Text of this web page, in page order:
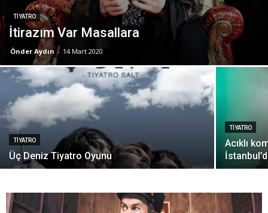
TIYATRO
İtirazım Var Masallara
Önder Aydın - 14 Mart 2020
TIYATRO
Üç Deniz Tiyatro Oyunu
TIYATRO
Acıklı